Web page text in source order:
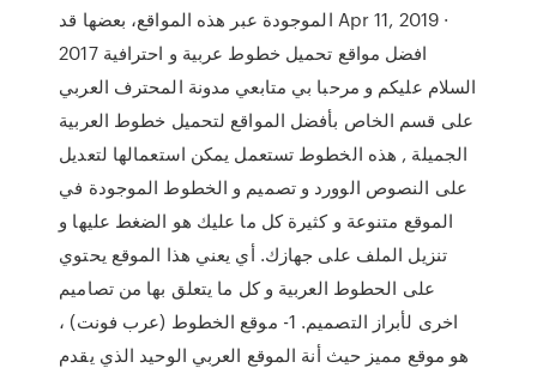
الموجودة عبر هذه المواقع، بعضها قد Apr 11, 2019 ·
افضل مواقع تحميل خطوط عربية و احترافية 2017
السلام عليكم و مرحبا بي متابعي مدونة المحترف العربي
على قسم الخاص بأفضل المواقع لتحميل خطوط العربية
الجميلة , هذه الخطوط تستعمل يمكن استعمالها لتعديل
على النصوص الوورد و تصميم و الخطوط الموجودة في
الموقع متنوعة و كثيرة كل ما عليك هو الضغط عليها و
تنزيل الملف على جهازك. أي يعني هذا الموقع يحتوي
على الحطوط العربية و كل ما يتعلق بها من تصاميم
اخرى لأبراز التصميم. 1- موقع الخطوط (عرب فونت) ،
هو موقع مميز حيث أنة الموقع العربي الوحيد الذي يقدم